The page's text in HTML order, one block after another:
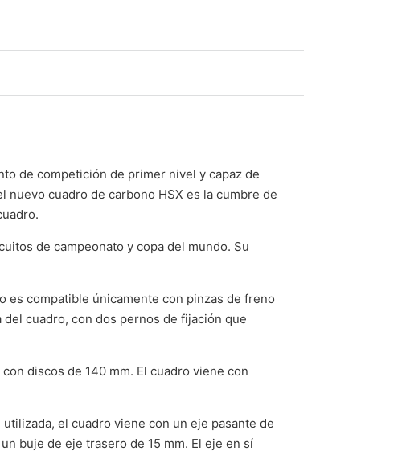
de competición de primer nivel y capaz de
cuadro de carbono HSX es la cumbre de
de campeonato y copa del mundo. Su
es compatible únicamente con pinzas de freno
cuadro, con dos pernos de fijación que
discos de 140 mm. El cuadro viene con
el cuadro viene con un eje pasante de
buje de eje trasero de 15 mm. El eje en sí